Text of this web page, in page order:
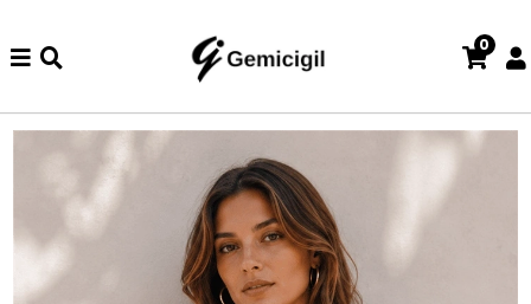
iade ve değişim işlemi yoktur.
0